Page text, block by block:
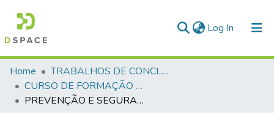
Log In (current)
Communities & Collections
All of DSpace
Home
TRABALHOS DE CONCLUSÃO DE CURSO - CFP (CURSO DE FORMAÇÃO DE PRAÇAS)
CURSO DE FORMAÇÃO DE PRAÇAS - CFP - 2024
PREVENÇÃO E SEGURANÇA NAS ESCOLAS: UMA ANÁLISE DAS PERCEPÇÕES DOS PROFESSORES SOBRE A EFICÁCIA DA PATRULHA ESCOLAR NO MUNICÍPIO DE SENADOR CANEDO-GO.